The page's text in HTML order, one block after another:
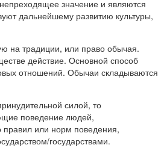
значение и являются
дальнейшему развитию культуры,
на традиции, или право обычая.
действие. Основной способ
отношений. Обычаи складываются
силой, то
поведение людей,
правил или норм поведения,
государствами.